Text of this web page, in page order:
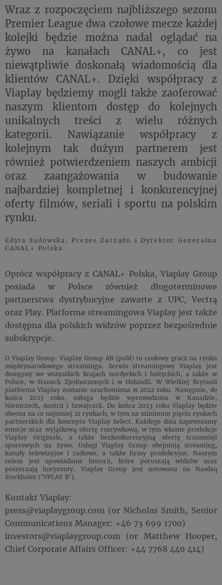
Wraz z rozpoczęciem najbliższego sezonu
Premier League dwa czołowe mecze każdej
kolejki będzie można nadal oglądać na
żywo na kanałach CANAL+, co jest
niewątpliwie doskonałą wiadomością dla
klientów CANAL+. Dzięki współpracy z
Viaplay będziemy mogli także zaoferować
naszym klientom dostęp do kolejnych
unikalnych treści z wielu różnych
kategorii. Nawiązanie współpracy z
kolejnym tak dużym partnerem jest
również potwierdzeniem naszych ambicji
oraz zaangażowania w budowanie
najbardziej kompletnej i konkurencyjnej
oferty filmów, seriali i sportu na polskim
rynku.
Edyta Sadowska, Prezes Zarządu i Dyrektor Generalna
CANAL+ Polska
Oprócz współpracy z CANAL+ Polska, Viaplay Group
posiada w Polsce również długoterminowe
partnerstwa dystrybucyjne zawarte z UPC, Vectrą
oraz Play. Platforma streamingowa Viaplay jest także
dostępna dla polskich widzów poprzez bezpośrednie
subskrypcje.
O Viaplay Group: Viaplay Group AB (publ) to czołowy gracz na rynku
międzynarodowego streamingu. Serwis streamingowy Viaplay jest
dostępny we wszystkich krajach nordyckich i bałtyckich, a także w
Polsce, w Stanach Zjednoczonych i w Holandii. W Wielkiej Brytanii
platforma Viaplay zostanie uruchomiona w 2022 roku. Następnie, do
końca 2023 roku, usługa będzie wprowadzona w Kanadzie,
Niemczech, Austrii i Szwajcarii. Do końca 2023 roku Viaplay będzie
obecna na co najmniej 21 rynkach, w tym na minimum pięciu rynkach
partnerskich dla konceptu Viaplay Select. Każdego dnia zapewniamy
emocje oraz wyjątkową ofertę rozrywkową, w tym własne produkcje
Viaplay Originals, a także bezkonkurencyjną ofertę transmisji
sportowych na żywo. Usługi Viaplay Group obejmują streaming,
kanały telewizyjne i radiowe, a także firmy produkcyjne. Naszym
celem jest opowiadanie historii, które poruszają widzów oraz
poszerzają horyzonty. Viaplay Group jest notowana na Nasdaq
Stockholm (‘VPLAY B’).
Kontakt Viaplay:
press@viaplaygroup.com (or Nicholas Smith, Senior
Communications Manager: +46 73 699 1700)
investors@viaplaygroup.com (or Matthew Hooper,
Chief Corporate Affairs Officer: +44 7768 440 414)